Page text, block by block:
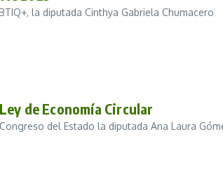
la diputada Cinthya Gabriela Chumacero
de Economía Circular
del Estado la diputada Ana Laura